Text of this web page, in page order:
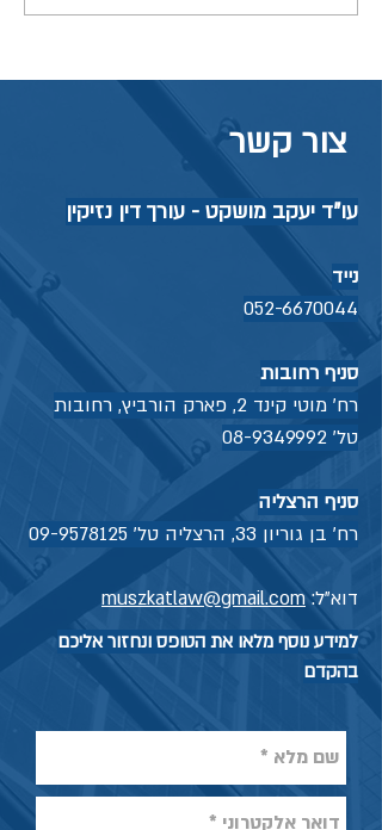
האם ביטוח לאומי יכיר כתאונת
צור קשר
עו"ד יעקב מושקט - עורך דין נזיקין
נייד
052-6670044
סניף רחובות
רח' מוטי קינד 2, פארק הורביץ, רחובות
טל' 08-9349992
סניף הרצליה
רח' בן גוריון 33, הרצליה טל'
09-9578125
דוא"ל: muszkatlaw@gmail.com
למידע נוסף מלאו את הטופס ונחזור אליכם
בהקדם